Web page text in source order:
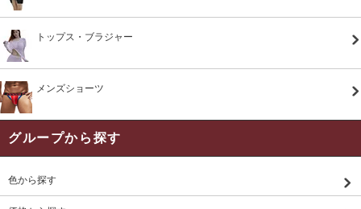
トップス・ブラジャー
メンズショーツ
グループから探す
色から探す